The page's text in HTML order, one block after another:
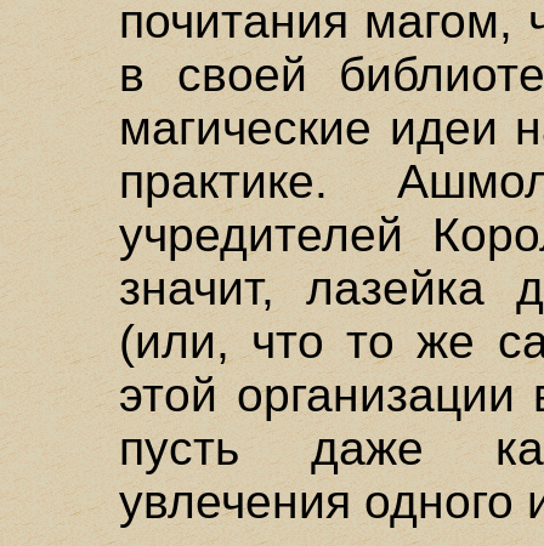
почитания магом,
в своей
магические идеи
практике.
учредителей
значит, лазейка
(или, что то же
этой организации
пусть даже
увлечения одного